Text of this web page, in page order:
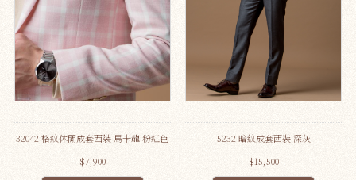
32042 格紋休閒成套西裝 馬卡龍 粉紅色
$7,900
5232 暗紋成套西裝 深灰
$15,500